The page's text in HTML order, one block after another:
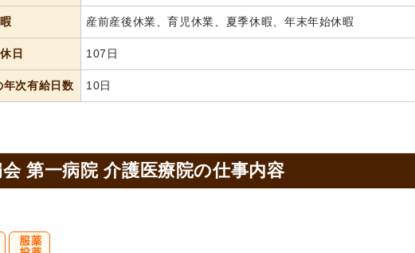
産前産後休業、育児休業、夏季休暇、年末年始休暇
日 107日
年次有給日数 10日
第一病院 介護医療院の仕事内容